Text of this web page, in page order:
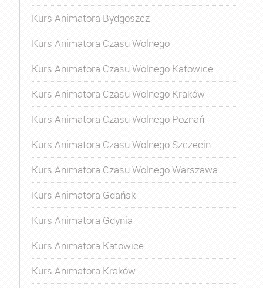
Kurs Animatora Bydgoszcz
Kurs Animatora Czasu Wolnego
Kurs Animatora Czasu Wolnego Katowice
Kurs Animatora Czasu Wolnego Kraków
Kurs Animatora Czasu Wolnego Poznań
Kurs Animatora Czasu Wolnego Szczecin
Kurs Animatora Czasu Wolnego Warszawa
Kurs Animatora Gdańsk
Kurs Animatora Gdynia
Kurs Animatora Katowice
Kurs Animatora Kraków